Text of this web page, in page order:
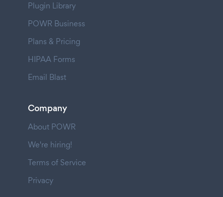
Plugin Library
POWR Business
Plans & Pricing
HIPAA Forms
Email Blast
Company
About POWR
We're hiring!
Terms of Service
Privacy